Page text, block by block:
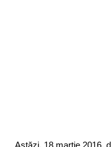
Astăzi, 18 martie 2016,